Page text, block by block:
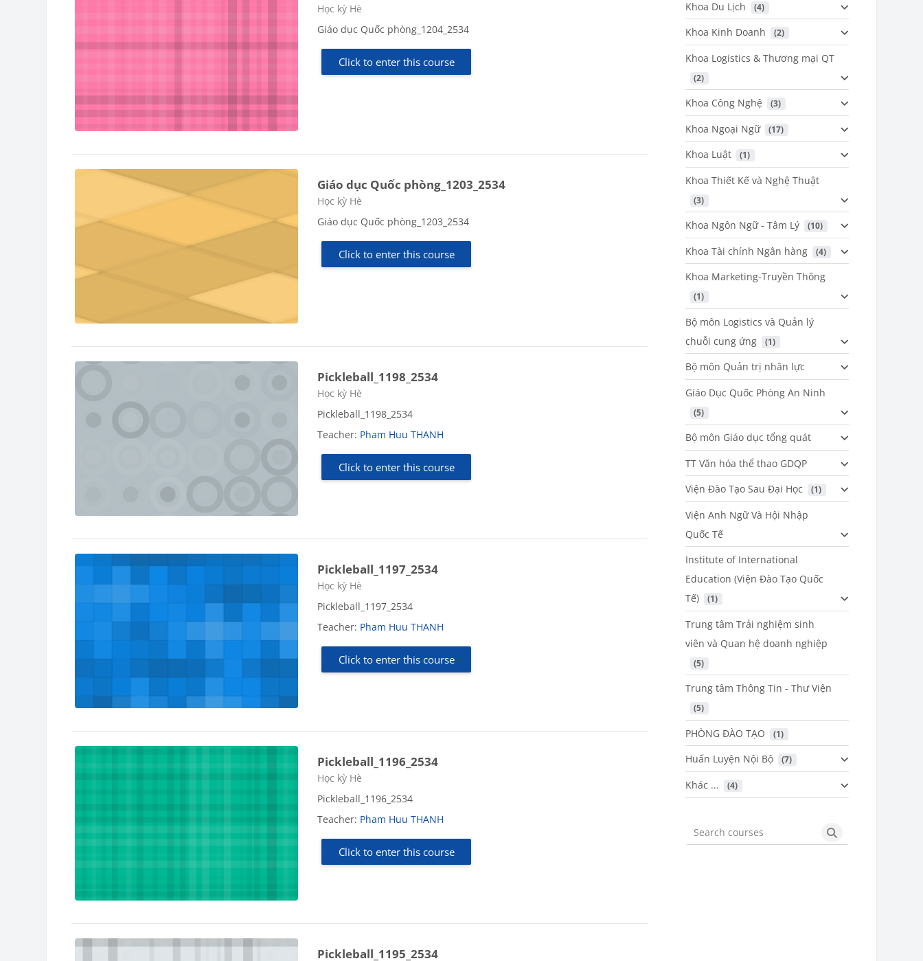
Course category
Học kỳ Hè
Giáo dục Quốc phòng_1204_2534
Click to enter this course
Giáo dục Quốc phòng_1203_2534
Course category
Học kỳ Hè
Giáo dục Quốc phòng_1203_2534
Click to enter this course
Pickleball_1198_2534
Course category
Học kỳ Hè
Pickleball_1198_2534
Teacher: Pham Huu THANH
Click to enter this course
Pickleball_1197_2534
Course category
Học kỳ Hè
Pickleball_1197_2534
Teacher: Pham Huu THANH
Click to enter this course
Pickleball_1196_2534
Course category
Học kỳ Hè
Pickleball_1196_2534
Teacher: Pham Huu THANH
Click to enter this course
Pickleball_1195_2534
Khoa Du Lịch (4)
Khoa Kinh Doanh (2)
Khoa Logistics & Thương mại QT
(2)
Khoa Công Nghệ (3)
Khoa Ngoại Ngữ (17)
Khoa Luật (1)
Khoa Thiết Kế và Nghệ Thuật
(3)
Khoa Ngôn Ngữ - Tâm Lý (10)
Khoa Tài chính Ngân hàng (4)
Khoa Marketing-Truyền Thông
(1)
Bộ môn Logistics và Quản lý
chuỗi cung ứng
(1)
Bộ môn Quản trị nhân lực
Giáo Dục Quốc Phòng An Ninh
(5)
Bộ môn Giáo dục tổng quát
TT Văn hóa thể thao GDQP
Viện Đào Tạo Sau Đại Học
(1)
Viện Anh Ngữ Và Hội Nhập
Quốc Tế
Institute of International
Education (Viện Đào Tạo Quốc
Tế)
(1)
Trung tâm Trải nghiệm sinh
viên và Quan hệ doanh nghiệp
(5)
Trung tâm Thông Tin - Thư Viện
(5)
PHÒNG ĐÀO TẠO (1)
Huấn Luyện Nội Bộ (7)
Khác ... (4)
Search courses Search courses